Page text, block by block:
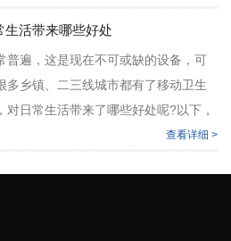
生活带来哪些好处
普遍，这是现在不可或缺的设备，可
多乡镇、二三线城市都有了移动卫生
日常生活带来了哪些好处呢?以下，
查看详细 >